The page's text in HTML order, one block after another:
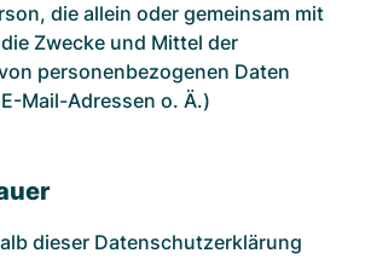
die allein oder gemeinsam mit
Zwecke und Mittel der
personenbezogenen Daten
Mail-Adressen o. Ä.)
dieser Datenschutzerklärung